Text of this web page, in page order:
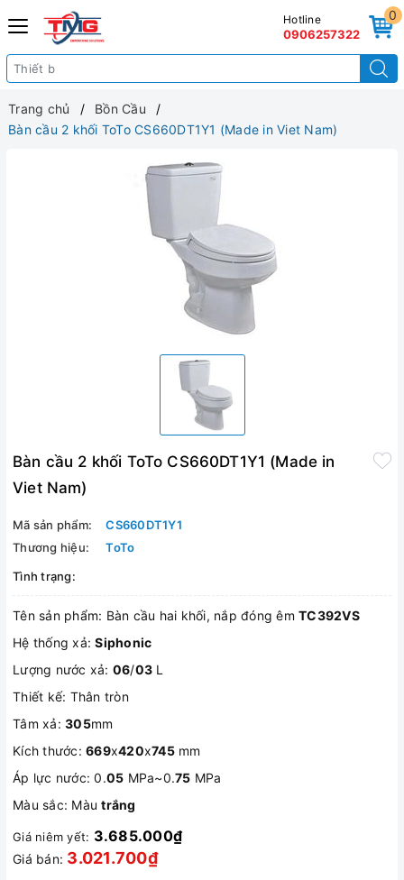
0
Hotline
0906257322
Trang chủ
Bồn Cầu
Bàn cầu 2 khối ToTo CS660DT1Y1 (Made in Viet Nam)
Bàn cầu 2 khối ToTo CS660DT1Y1 (Made in
Viet Nam)
Mã sản phẩm:
CS660DT1Y1
Thương hiệu:
ToTo
Tình trạng:
Tên sản phẩm: Bàn cầu hai khối, nắp đóng êm TC392VS
Hệ thống xả:Siphonic
Lượng nước xả: 06/03 L
Thiết kế: Thân tròn
Tâm xả: 305mm
Kích thước: 669x420x745mm
Áp lực nước: 0.05 MPa~0.75 MPa
Màu sắc: Màutrắng
Giá niêm yết: 3.685.000₫
Giá bán: 3.021.700₫